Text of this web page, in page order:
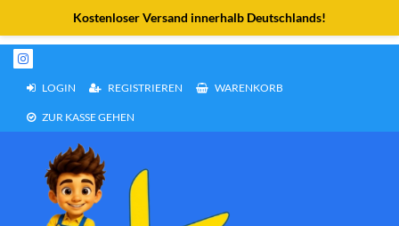
Weiter
zum
Inhalt
LOGIN REGISTRIEREN WARENKORB
ZUR KASSE GEHEN